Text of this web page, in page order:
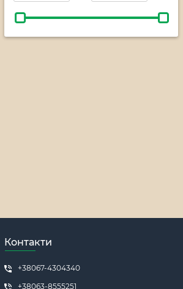
Контакти
+38067-4304340
+38063-8555251